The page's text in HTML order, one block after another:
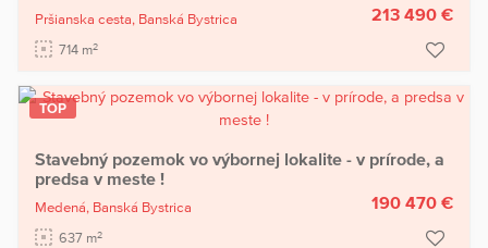
Pršianska cesta, Banská Bystrica
714 m2
213 490 €
TOP
Stavebný pozemok vo výbornej lokalite - v prírode, a
predsa v meste !
Medená, Banská Bystrica
637 m2
190 470 €